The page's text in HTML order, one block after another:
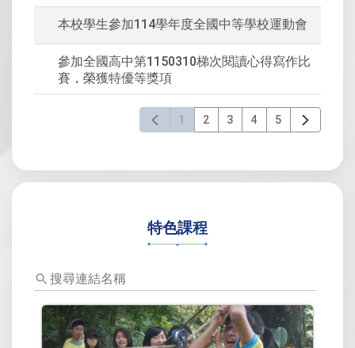
本校學生參加114學年度全國中等學校運動會
參加全國高中第1150310梯次閱讀心得寫作比
賽，榮獲特優等獎項
1 2 3 4 5
特色課程
標
題、
關
鍵
字